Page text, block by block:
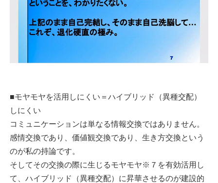
■モヤモヤを活用しにくい＝ハイブリッド（異種交配）
しにくい
コミュニケーションは単なる情報交換ではありません。
感情交換であり、価値観交換であり、生き方交換という
のが私の持論です。
そしてその交換の際に生じるモヤモヤ※７を有効活用し
て、ハイブリッド（異種交配）に昇華させるのが建設的